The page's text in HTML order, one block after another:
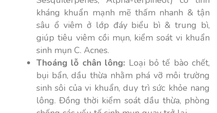
kháng khuẩn mạnh mẽ thấm nhanh & tận
sâu ổ viêm ở lớp đáy biểu bì & trung bì,
giúp tiêu viêm cồi mụn, kiểm soát vi khuẩn
sinh mụn C. Acnes.
Thoáng lỗ chân lông: Loại bỏ tế bào chết,
bụi bẩn, dầu thừa nhằm phá vỡ môi trường
sinh sôi của vi khuẩn, duy trì sức khỏe nang
lông. Đồng thời kiểm soát dầu thừa, phòng